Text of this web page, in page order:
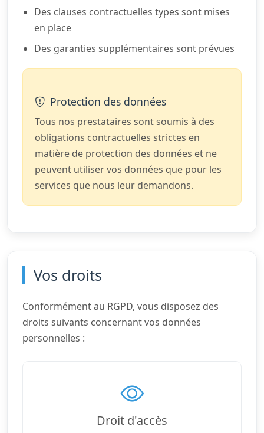
Des clauses contractuelles types sont mises
en place
Des garanties supplémentaires sont prévues
Protection des données
Tous nos prestataires sont soumis à des
obligations contractuelles strictes en
matière de protection des données et ne
peuvent utiliser vos données que pour les
services que nous leur demandons.
Vos droits
Conformément au RGPD, vous disposez des
droits suivants concernant vos données
personnelles :
Droit d'accès